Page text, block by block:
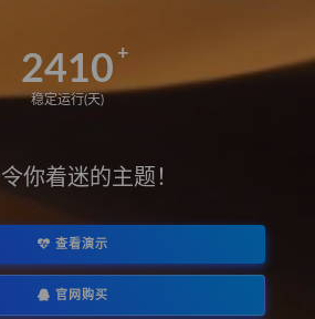
2410
稳定运行(天)
你着迷的主题！
查看演示
官网购买